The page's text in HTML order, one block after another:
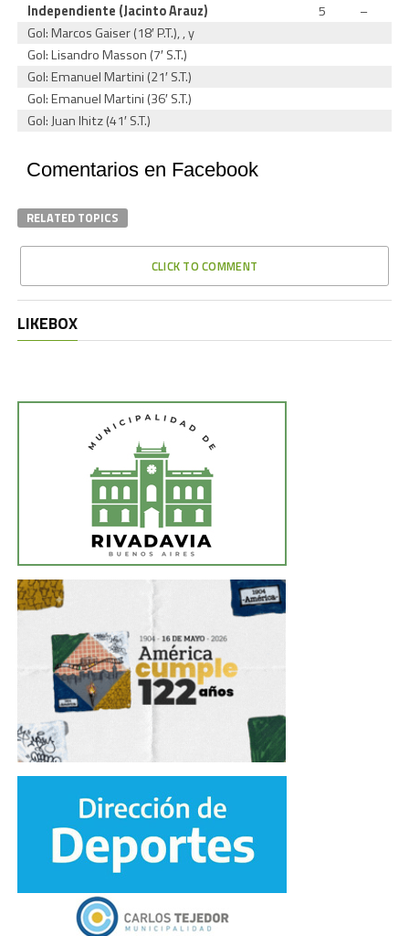
Independiente (Jacinto Arauz)
5 –
Gol: Marcos Gaiser (18′ P.T.), , y
Gol: Lisandro Masson (7′ S.T.)
Gol: Emanuel Martini (21′ S.T.)
Gol: Emanuel Martini (36′ S.T.)
Gol: Juan Ihitz (41′ S.T.)
Comentarios en Facebook
RELATED TOPICS
CLICK TO COMMENT
LIKEBOX